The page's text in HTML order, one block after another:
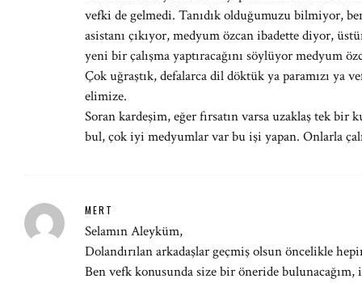
vefki de gelmedi. Tanıdık olduğumuzu bilmiyor,
asistanı çıkıyor, medyum özcan ibadette diyor,
yeni bir çalışma yaptıracağını söylüyor medyum
Çok uğraştık, defalarca dil döktük ya paramızı ya
elimize.
Soran kardeşim, eğer fırsatın varsa uzaklaş tek bir
bul, çok iyi medyumlar var bu işi yapan. Onlarla
MERT
Selamın Aleyküm,
Dolandırılan arkadaşlar geçmiş olsun öncelikle
Ben vefk konusunda size bir öneride